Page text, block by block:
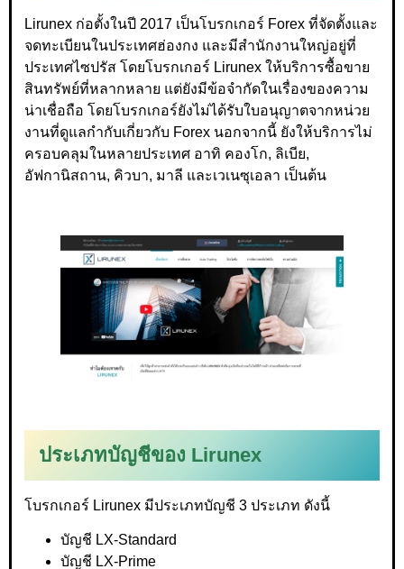
Lirunex ก่อตั้งในปี 2017 เป็นโบรกเกอร์ Forex ที่จัดตั้งและ
จดทะเบียนในประเทศฮ่องกง และมีสำนักงานใหญ่อยู่ที่
ประเทศไซปรัส โดยโบรกเกอร์ Lirunex ให้บริการซื้อขาย
สินทรัพย์ที่หลากหลาย แต่ยังมีข้อจำกัดในเรื่องของความ
น่าเชื่อถือ โดยโบรกเกอร์ยังไม่ได้รับใบอนุญาตจากหน่วย
งานที่ดูแลกำกับเกี่ยวกับ Forex นอกจากนี้ ยังให้บริการไม่
ครอบคลุมในหลายประเทศ อาทิ คองโก, ลิเบีย,
อัฟกานิสถาน, คิวบา, มาลี และเวเนซุเอลา เป็นต้น
ประเภทบัญชีของ Lirunex
โบรกเกอร์ Lirunex มีประเภทบัญชี 3 ประเภท ดังนี้
บัญชี LX-Standard
บัญชี LX-Prime